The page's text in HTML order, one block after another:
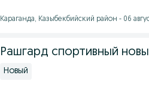
Караганда, Казыбекбийский район - 06
Рашгард спортивный
Новый